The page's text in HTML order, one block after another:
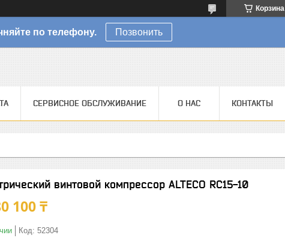
Корзина
по телефону. Позвонить
СЕРВИСНОЕ ОБСЛУЖИВАНИЕ О НАС КОНТАКТЫ
винтовой компрессор ALTECO RC15-10
100 ₸
Код: 52304